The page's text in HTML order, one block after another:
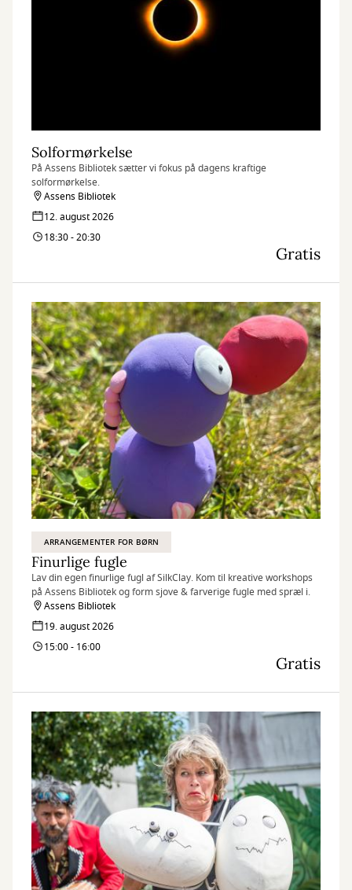
Solformørkelse
På Assens Bibliotek sætter vi fokus på dagens kraftige
solformørkelse.
Assens Bibliotek
12. august 2026
18:30 - 20:30
Gratis
ARRANGEMENTER FOR BØRN
Finurlige fugle
Lav din egen finurlige fugl af SilkClay. Kom til kreative workshops
på Assens Bibliotek og form sjove & farverige fugle med spræl i.
Assens Bibliotek
19. august 2026
15:00 - 16:00
Gratis